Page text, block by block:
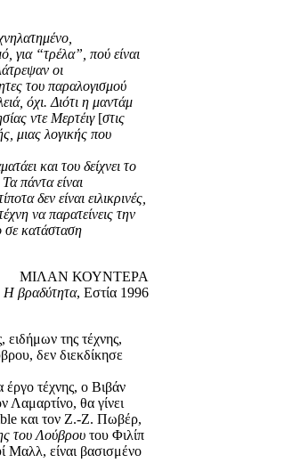
για “τρέλα”, πού είναι
οι
του παραλογισμού
όχι. Διότι η μαντάμ
ντε Μερτέιγ [στις
μιας λογικής που
και του δείχνει το
Τα πάντα είναι
δεν είναι ειλικρινές,
να παρατείνεις την
σε κατάσταση
ΜΙΛΑΝ ΚΟΥΝΤΕΡΑ
Η βραδύτητα, Εστία 1996
της τέχνης,
δεν διεκδίκησε
έργο τέχνης, ο Βιβάν
Λαμαρτίνο, θα γίνει
και τον Ζ.-Ζ. Πωβέρ,
του Λούβρου του Φιλίπ
Μαλλ, είναι βασισμένο